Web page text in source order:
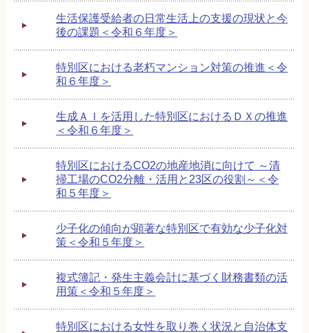
生活保護受給者の日常生活上の支援の現状と今
後の課題＜令和６年度＞
特別区における老朽マンション対策の推進＜令
和６年度＞
生成ＡＩを活用した特別区におけるＤＸの推進
＜令和６年度＞
特別区におけるCO2の地産地消に向けて ～清
掃工場のCO2分離・活用と23区の役割～＜令
和５年度＞
少子化の傾向が顕著な特別区で有効な少子化対
策＜令和５年度＞
複式簿記・発生主義会計に基づく財務書類の活
用策＜令和５年度＞
特別区における女性を取り巻く状況と自治体支